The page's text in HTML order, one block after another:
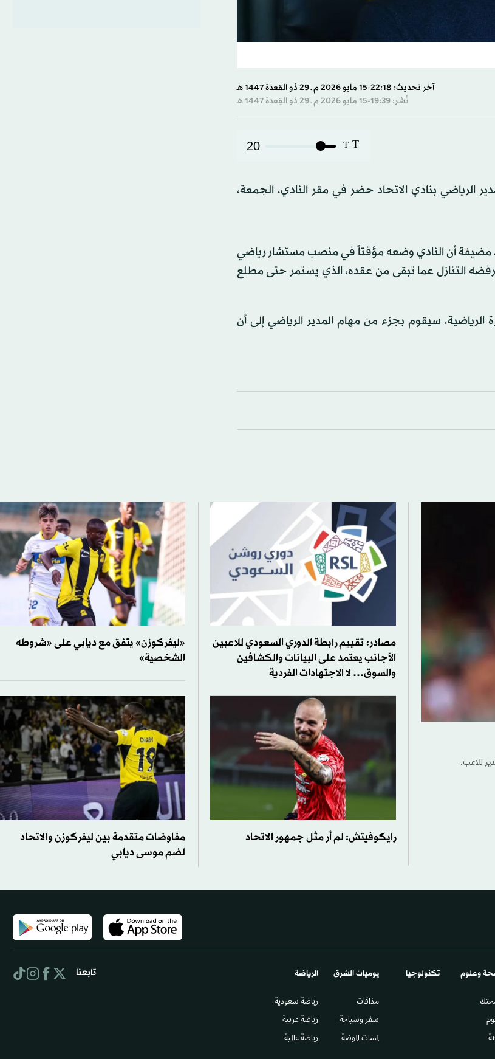
آخر تحديث: 22:18-15 مايو 2026 م ـ 29 ذو القِعدة 1447 هـ
نُشر: 19:39-15 مايو 2026 م ـ 29 ذو القِعدة 1447 هـ
T
T
20
الرياضي بنادي الاتحاد حضر في مقر النادي، الجمعة،
مضيفة أن النادي وضعه مؤقتاً في منصب مستشار رياضي
رفضه التنازل عما تبقى من عقده، الذي يستمر حتى مطلع
الرياضية، سيقوم بجزء من مهام المدير الرياضي إلى أن
للاعب.
مصادر: تقييم رابطة الدوري السعودي للاعبين
الأجانب يعتمد على البيانات والكشافين
والسوق… لا الاجتهادات الفردية
«ليفركوزن» يتفق مع ديابي على «شروطه
الشخصية»
رايكوفيتش: لم أر مثل جمهور الاتحاد
مفاوضات متقدمة بين ليفركوزن والاتحاد
لضم موسى ديابي
وعلوم تكنولوجيا يوميات الشرق​
مذاقات
سفر وسياحة
لمسات الموضة
الرياضة
رياضة سعودية
رياضة عربية
رياضة عالمية
تابعنا